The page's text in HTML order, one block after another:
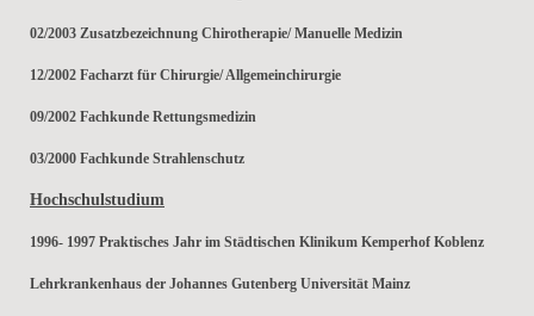
02/2003 Zusatzbezeichnung Chirotherapie/ Manuelle Medizin
12/2002 Facharzt für Chirurgie/ Allgemeinchirurgie
09/2002 Fachkunde Rettungsmedizin
03/2000 Fachkunde Strahlenschutz
Hochschulstudium
1996- 1997 Praktisches Jahr im Städtischen Klinikum Kemperhof Koblenz
Lehrkrankenhaus der Johannes Gutenberg Universität Mainz